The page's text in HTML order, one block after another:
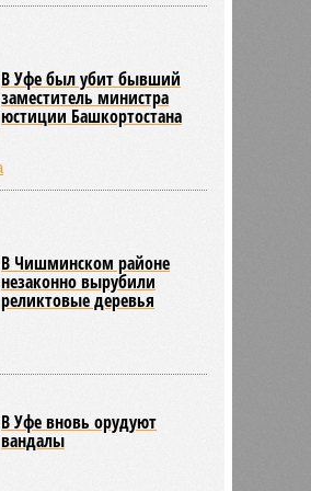
В Уфе был убит бывший
заместитель министра
юстиции Башкортостана
В Чишминском районе
незаконно вырубили
реликтовые деревья
В Уфе вновь орудуют
вандалы